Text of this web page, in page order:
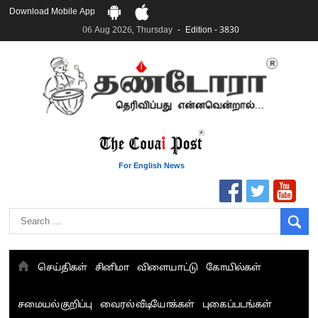
Download Mobile App
06 Aug 2026, Thursday
Edition - 3830
For English News
செய்திகள் சினிமா விளையாட்டு கோயில்கள்
சமையல் குறிப்பு வைரல் வீடியோக்கள் புகைப்படங்கள்